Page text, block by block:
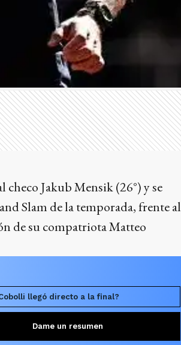
checo Jakub Mensik (26°) y se
Slam de la temporada, frente al
de su compatriota Matteo
llegó directo a la final?
Dame un resumen